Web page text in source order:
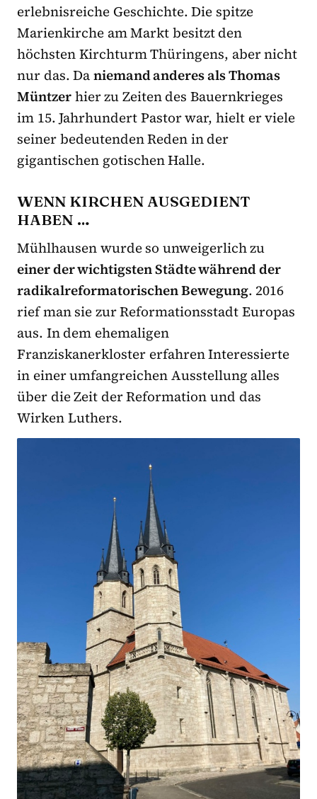
erlebnisreiche Geschichte. Die spitze
Marienkirche am Markt besitzt den
höchsten Kirchturm Thüringens, aber nicht
nur das. Daniemand anderes als Thomas
Müntzerhier zu Zeiten des Bauernkrieges
im 15. Jahrhundert Pastor war, hielt er viele
seiner bedeutenden Reden in der
gigantischen gotischen Halle.
WENN KIRCHEN AUSGEDIENT
HABEN …
Mühlhausen wurde so unweigerlich zu
einer der wichtigsten Städte während der
radikalreformatorischen Bewegung. 2016
rief man sie zur Reformationsstadt Europas
aus. In dem ehemaligen
Franziskanerkloster erfahren Interessierte
in einer umfangreichen Ausstellung alles
über die Zeit der Reformation und das
Wirken Luthers.